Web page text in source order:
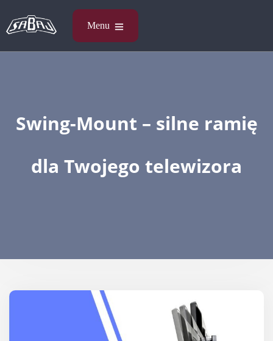
Swing-Mount – silne ramię
dla Two­jego tele­wi­zora